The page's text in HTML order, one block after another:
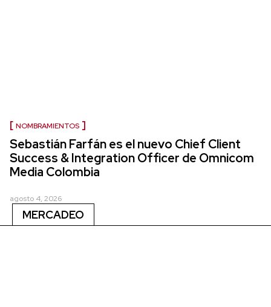
NOMBRAMIENTOS
Sebastián Farfán es el nuevo Chief Client
Success & Integration Officer de Omnicom
Media Colombia
agosto 4, 2026
MERCADEO